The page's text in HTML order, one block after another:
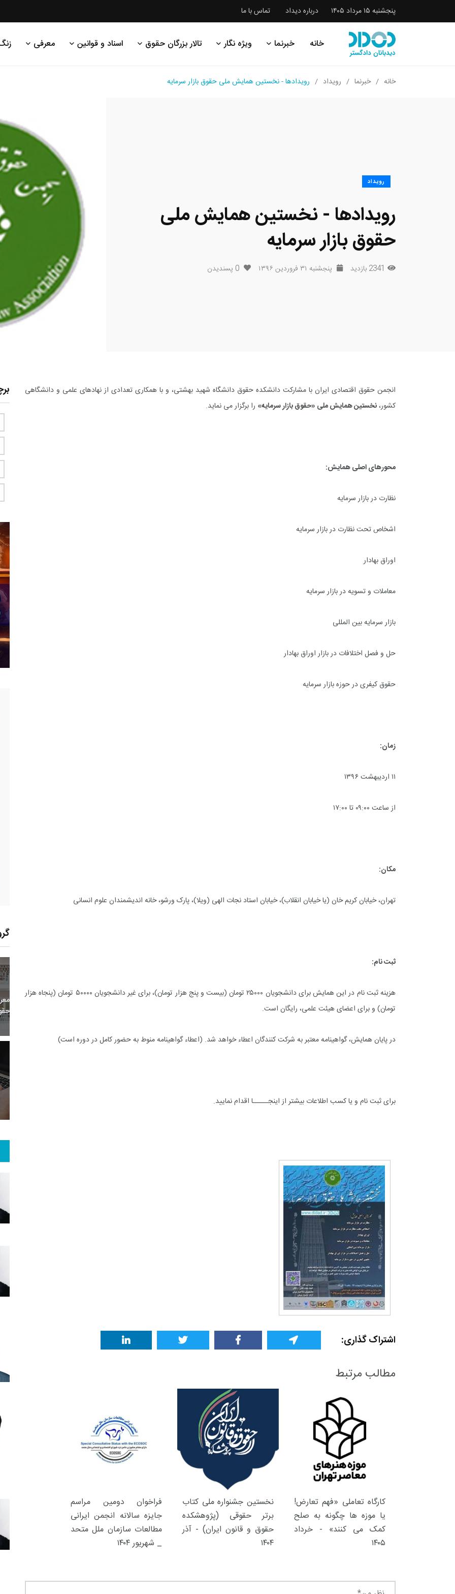
پنجشنبه ۱۵ مرداد ۱۴۰۵ درباره دیداد تماس با ما
خانه خبرنما ویژه نگار تالار بزرگان حقوق اسناد و قوانین معرفی
خانه خبرنما رویداد رویدادها - نخستین همایش ملی حقوق بازار سرمایه
رویداد
رویدادها - نخستین همایش ملی
حقوق بازار سرمایه
2341 بازدید پنجشنبه ۳۱ فروردین ۱۳۹۶ 0 پسندیدن
انجمن حقوق اقتصادی ایران با مشارکت دانشکده حقوق دانشگاه شهید بهشتی، و با همکاری تعدادی از نهادهای علمی و دانشگاهی
کشور،نخستین همایش ملی «حقوق بازار سرمایه» را برگزار می نماید.
محورهای اصلی همایش:
نظارت در بازار سرمایه
اشخاص تحت نظارت در بازار سرمایه
اوراق بهادار
معاملات و تسویه در بازار سرمایه
بازار سرمایه بین المللی
حل و فصل اختلافات در بازار اوراق بهادار
حقوق کیفری در حوزه بازار سرمایه
زمان:
۱۱ اردیبهشت ۱۳۹۶
از ساعت ۰۹:۰۰ تا ۱۷:۰۰
مکان:
تهران، خیابان کریم خان (یا خیابان انقلاب)، خیابان استاد نجات الهی (ویلا)، پارک ورشو، خانه اندیشمندان علوم انسانی
ثبت نام:
هزینه ثبت نام در این همایش برای دانشجویان ۲۵۰۰۰ تومان (بیست و پنج هزار تومان)، برای غیر دانشجویان ۵۰۰۰۰ تومان (پنجاه هزار
تومان) و برای اعضای هیئت علمی، رایگان است.
در پایان همایش، گواهینامه معتبر به شرکت کنندگان اعطاء خواهد شد. (اعطاء گواهینامه منوط به حضور کامل در دوره است)
برای ثبت نام و یا کسب اطلاعات بیشتر ازاینجـــــا اقدام نمایید.
اشتراک گذاری:
مطالب مرتبط
کارگاه تعاملی «فهم تعارض!
یا موزه ها چگونه به صلح
کمک می کنند» - خرداد
۱۴۰۵
نخستین جشنواره ملی کتاب
برتر حقوقی (پژوهشکده
حقوق و قانون ایران) - آذر
۱۴۰۴
فراخوان دومین مراسم
جایزه سالانه انجمن ایرانی
مطالعات سازمان ملل متحد
_ شهریور ۱۴۰۴
27+ 1+ 0+ 0+
پرونده
4+
گزارش